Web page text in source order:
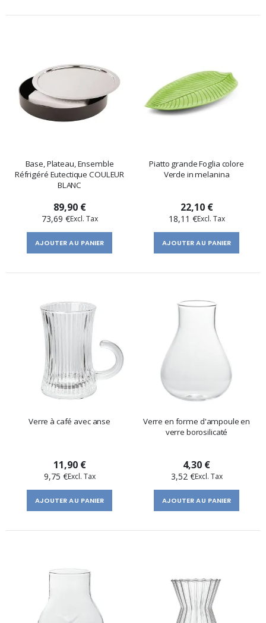
Base, Plateau, Ensemble
Réfrigéré Eutectique COULEUR
BLANC
89,90 €
73,69 €
AJOUTER AU PANIER
Piatto grande Foglia colore
Verde in melanina
22,10 €
18,11 €
AJOUTER AU PANIER
Verre à café avec anse
11,90 €
9,75 €
AJOUTER AU PANIER
Verre en forme d'ampoule en
verre borosilicaté
4,30 €
3,52 €
AJOUTER AU PANIER